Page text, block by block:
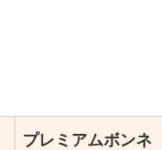
プレミアムボンネ